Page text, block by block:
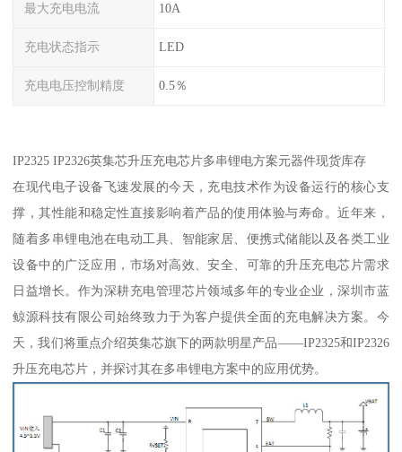
最大充电电流 10A
充电状态指示 LED
充电电压控制精度 0.5％
IP2325 IP2326英集芯升压充电芯片多串锂电方案元器件现货库存
在现代电子设备飞速发展的今天，充电技术作为设备运行的核心支
撑，其性能和稳定性直接影响着产品的使用体验与寿命。近年来，
随着多串锂电池在电动工具、智能家居、便携式储能以及各类工业
设备中的广泛应用，市场对高效、安全、可靠的升压充电芯片需求
日益增长。作为深耕充电管理芯片领域多年的专业企业，深圳市蓝
鲸源科技有限公司始终致力于为客户提供全面的充电解决方案。今
天，我们将重点介绍英集芯旗下的两款明星产品——IP2325和IP2326
升压充电芯片，并探讨其在多串锂电方案中的应用优势。